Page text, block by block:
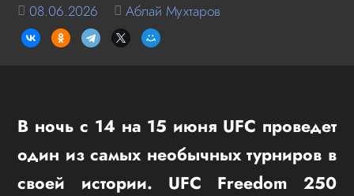
08.06.2026 Аблай Мухтаров
В ночь с 14 на 15 июня UFC проведет
один из самых необычных турниров в
своей истории. UFC Freedom 250